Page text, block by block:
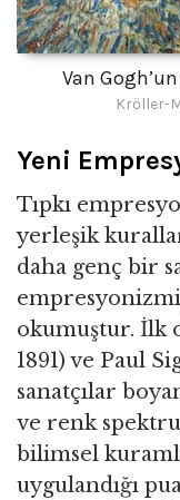
Van
Kröller-
Yeni
Tıpkı
yerleşik
daha genç bir
okumuştur. İlk
1891) ve Paul
sanatçılar
ve renk
bilimsel
uygulandığı